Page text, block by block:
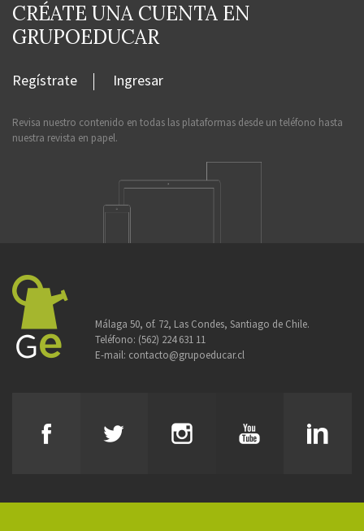
CRÉATE UNA CUENTA EN
GRUPOEDUCAR
Regístrate Ingresar
Revisa nuestro contenido en todas las plataformas desde un teléfono hasta
nuestra revista en papel.
Málaga 50, of. 72, Las Condes, Santiago de Chile.
Teléfono: (562) 224 631 11
E-mail: contacto@grupoeducar.cl